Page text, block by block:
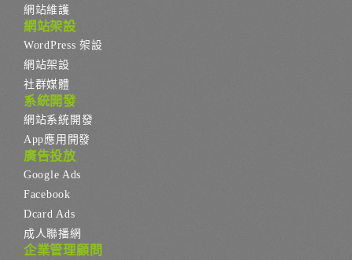
網站維護
網站架設
WordPress 架設
網站架設
社群媒體
系統開發
網站系統開發
App應用開發
廣告投放
Google Ads
Facebook
Dcard Ads
成人聯播網
企業管理顧問